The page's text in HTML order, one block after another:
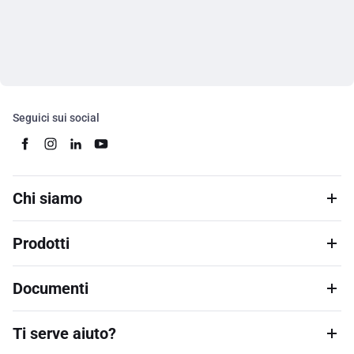
Seguici sui social
Chi siamo
Prodotti
Documenti
Ti serve aiuto?